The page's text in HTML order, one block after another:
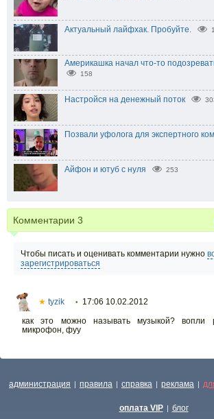
Актуальный лайфхак. Пробуйте.
Америкашка начал что-то
158
Настройся на денежный поток
Позвали уфолога для экспертного
Айфон и ютуб с нуля 253
Комментарии 3
Чтобы писать и оценивать комментарии нужно
зарегистрироваться
★ tyzik • 17:06 10.02.2012
как это можно называть музыкой? вопли
микрофон, фуу
администрация | правила | справка | реклама |
оплата VIP | блог